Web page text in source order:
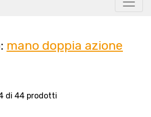
mano doppia azione
di 44 prodotti